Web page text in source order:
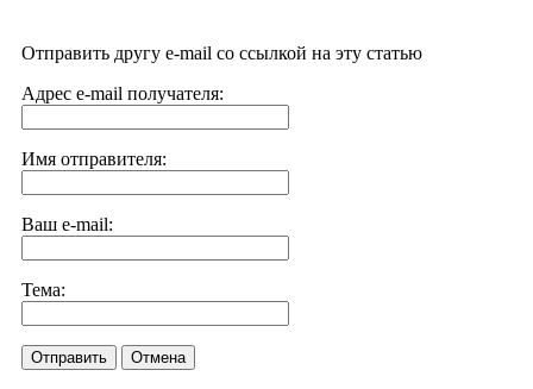
Отправить другу e-mail со ссылкой на эту статью
Адрес e-mail получателя:
Имя отправителя:
Ваш e-mail:
Тема:
Отправить Отмена